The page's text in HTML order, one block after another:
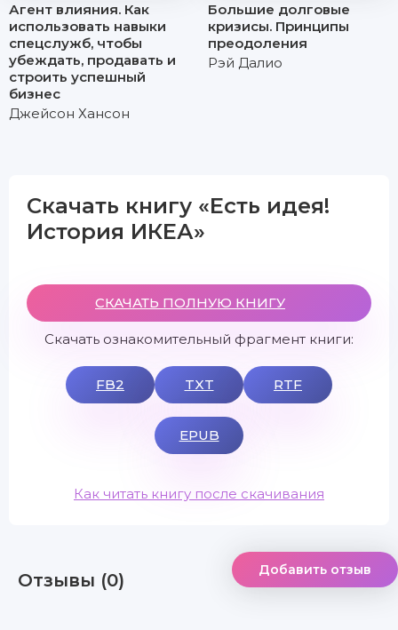
Агент влияния. Как
использовать навыки
спецслужб, чтобы
убеждать, продавать и
строить успешный
бизнес
Джейсон Хансон
Большие долговые
кризисы. Принципы
преодоления
Рэй Далио
Скачать книгу «Есть идея!
История ИКЕА»
СКАЧАТЬ ПОЛНУЮ КНИГУ
Скачать ознакомительный фрагмент книги:
FB2 TXT RTF
EPUB
Как читать книгу после скачивания
Отзывы (0) Добавить отзыв